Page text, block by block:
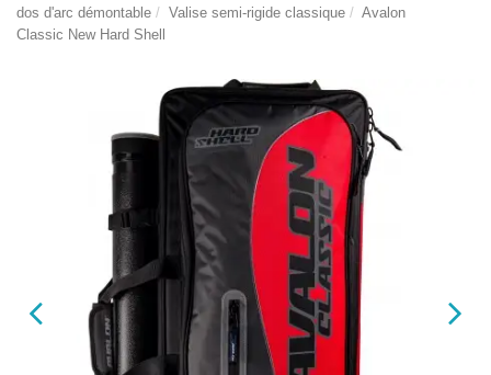
dos d'arc démontable
Valise semi-rigide classique
Avalon
Classic New Hard Shell